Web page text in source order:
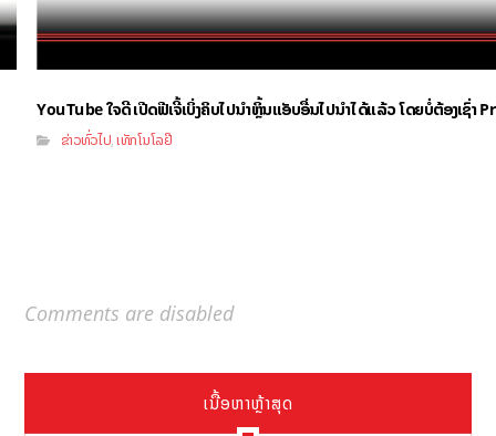
YouTube ໃຈດີ ເປີດຟີເຈີ້ເບິ່ງຄິບໄປນຳຫຼິ້ນແອັບອື່ນໄປນຳໄດ້ແລ້ວ ໂດຍບໍ່ຕ້ອງເຊົ່າ
ຂ່າວທົ່ວໄປ,ເທັກໂນໂລຢີ
Comments are disabled
ເນື້ອຫາຫຼ້າສຸດ